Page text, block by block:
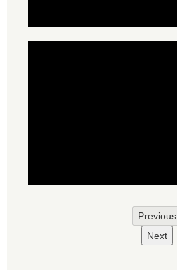
Previous
Next